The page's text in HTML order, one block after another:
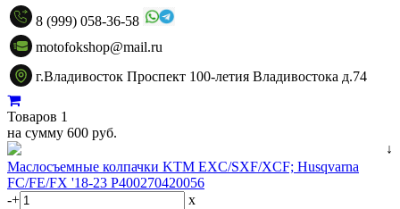
8 (999) 058-36-58
motofokshop@mail.ru
г.Владивосток Проспект 100-летия Владивостока д.74
Товаров 1
на сумму 600 руб.
↓
Маслосъемные колпачки KTM EXC/SXF/XCF; Husqvarna
FC/FE/FX '18-23 P400270420056
-+
x